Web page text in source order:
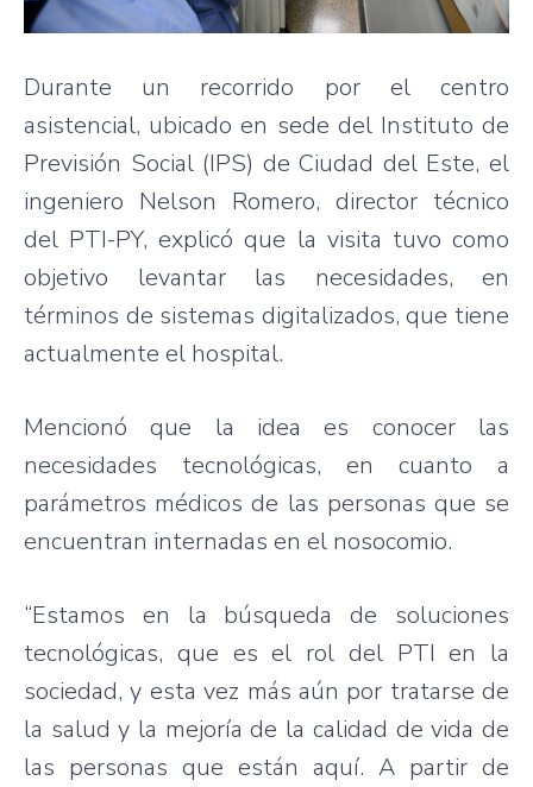
Durante un recorrido por el centro
asistencial, ubicado en sede del Instituto de
Previsión Social (IPS) de Ciudad del Este, el
ingeniero Nelson Romero, director técnico
del PTI-PY, explicó que la visita tuvo como
objetivo levantar las necesidades, en
términos de sistemas digitalizados, que tiene
actualmente el hospital.
Mencionó que la idea es conocer las
necesidades tecnológicas, en cuanto a
parámetros médicos de las personas que se
encuentran internadas en el nosocomio.
“Estamos en la búsqueda de soluciones
tecnológicas, que es el rol del PTI en la
sociedad, y esta vez más aún por tratarse de
la salud y la mejoría de la calidad de vida de
las personas que están aquí. A partir de